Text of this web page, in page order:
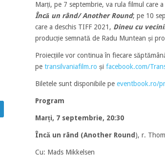
Marți, pe 7 septembrie, va rula filmul care
Încă un rând/ Another Round; pe 10
care a deschis TIFF 2021, Dineu cu
producție semnată de Radu Muntean și
Proiecțiile vor continua în fiecare
pe transilvaniafilm.ro și facebook.com/
Biletele sunt disponibile pe eventbook.ro/
Program
Marți, 7 septembrie, 20:30
Încă un rând (Another Round ), r.
Cu: Mads Mikkelsen